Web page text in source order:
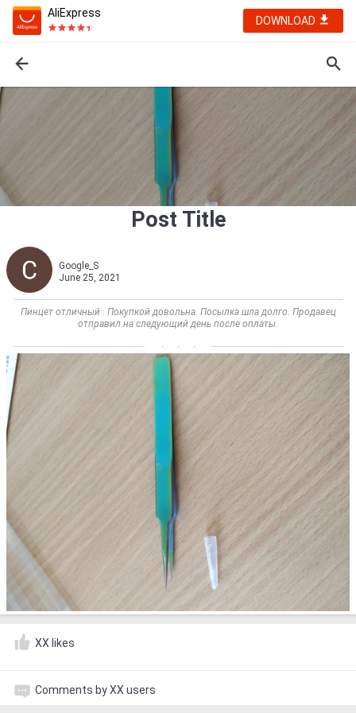
AliExpress
DOWNLOAD
Post Title
Google_S
June 25, 2021
Пинцет отличный . Покупкой довольна. Посылка шла долго. Продавец
отправил на следующий день после оплаты.
XX likes
Comments by XX users